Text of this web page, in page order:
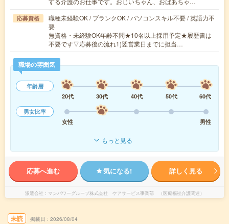
応募資格
職種未経験OK / ブランクOK / パソコンスキル不要 / 英語力不
要
無資格・未経験OK年齢不問★10名以上採用予定★履歴書は
不要です▽応募後の流れ1)翌営業日までに担当…
職場の雰囲気
年齢層
20代
30代 40代 50代
60代
男女比率
女性
男性
もっと見る
応募へ進む 気になる! 詳しく見る
派遣会社 マンパワーグループ株式会社 ケアサービス事業部 （医療福祉介護関連）
未読 掲載日 2026/08/04